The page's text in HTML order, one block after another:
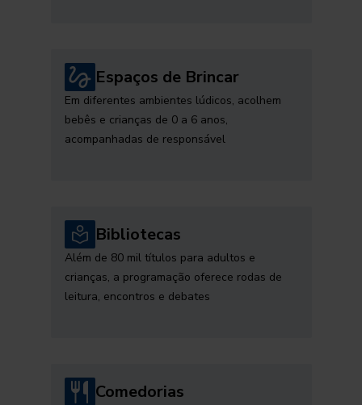
Espaços de Brincar
Em diferentes ambientes lúdicos, acolhem
bebês e crianças de 0 a 6 anos,
acompanhadas de responsável
Bibliotecas
Além de 80 mil títulos para adultos e
crianças, a programação oferece rodas de
leitura, encontros e debates
Comedorias